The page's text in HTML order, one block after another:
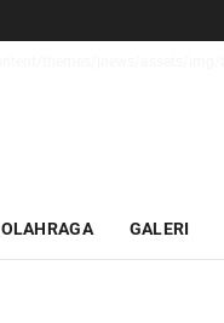
OLAHRAGA GALERI